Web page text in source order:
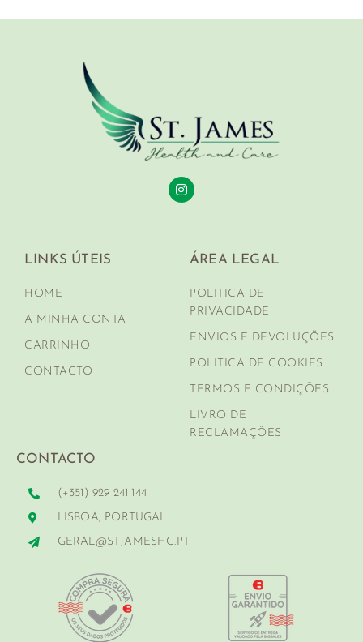
LINKS ÚTEIS
HOME
A MINHA CONTA
CARRINHO
CONTACTO
ÁREA LEGAL
POLITICA DE
PRIVACIDADE
ENVIOS E DEVOLUÇÕES
POLITICA DE COOKIES
TERMOS E CONDIÇÕES
LIVRO DE
RECLAMAÇÕES
CONTACTO
(+351) 929 241 144
LISBOA, PORTUGAL
GERAL@STJAMESHC.PT